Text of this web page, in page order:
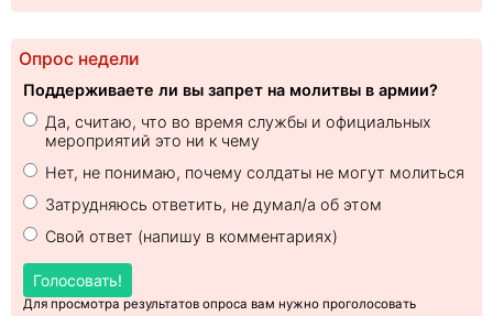
Опрос недели
Поддерживаете ли вы запрет на молитвы в армии?
Да, считаю, что во время службы и официальных
мероприятий это ни к чему
Нет, не понимаю, почему солдаты не могут молиться
Затрудняюсь ответить, не думал/а об этом
Свой ответ (напишу в комментариях)
Голосовать!
Для просмотра результатов опроса вам нужно проголосовать